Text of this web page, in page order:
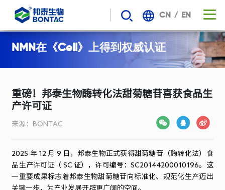
重
磅！
邦
泰
物
酶
CN / EN
NMN在《Cell》上得到权威认证
重磅！邦泰生物酶转化法甜菊糖苷喜获食品生
产许可证
来源：BONTAC
2025 年 12 月 9 日，邦泰生物正式获得甜菊糖苷（酶转化法）食
品生产许可证（ SC 证），许可编号：SC20144200010196。这
一重要成果标志着邦泰生物甜菊糖苷向标准化、规范化生产迈出
关键一步，为产业发展开辟更广阔的空间。